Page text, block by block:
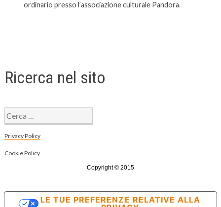
ordinario presso l’associazione culturale Pandora.
Ricerca nel sito
Ricerca
per:
Privacy Policy
Cookie Policy
Copyright © 2015
LE TUE PREFERENZE RELATIVE ALLA